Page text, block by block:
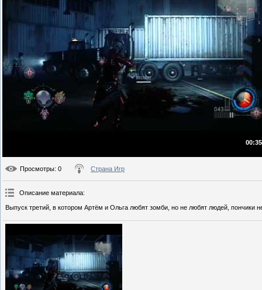
Просмотры: 0 Страна Игр
Описание материала:
Выпуск третий, в котором Артём и Ольга любят зомби, но не любят людей, пончики